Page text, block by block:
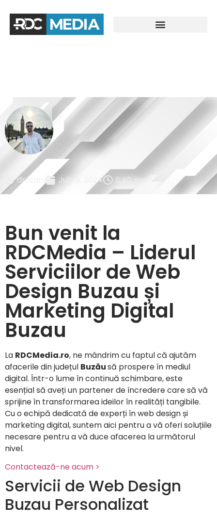
drotaru July 6, 2024 6:40 pm
Bun venit la
RDCMedia – Liderul
Serviciilor de Web
Design Buzau și
Marketing Digital
Buzau
La RDCMedia.ro, ne mândrim cu faptul că ajutăm
afacerile din județul Buzăusă prospere în mediul
digital. Într-o lume în continuă schimbare, este
esențial să aveți un partener de încredere care să vă
sprijine în transformarea ideilor în realități tangibile.
Cu o echipă dedicată de experți în web design și
marketing digital, suntem aici pentru a vă oferi soluțiile
necesare pentru a vă duce afacerea la următorul
nivel.
Contactează-ne acum >
Servicii de Web Design
Buzau Personalizat